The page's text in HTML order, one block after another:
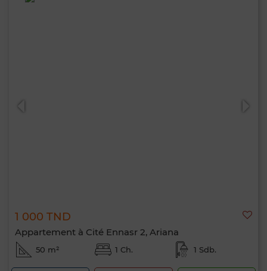
1 000 TND
Appartement à Cité Ennasr 2, Ariana
50 m² 1 Ch. 1 Sdb.